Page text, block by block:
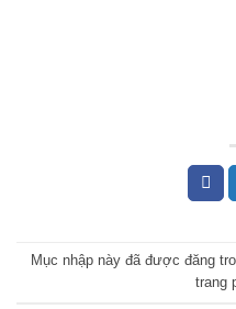
Mục nhập này đã được đăng
trang